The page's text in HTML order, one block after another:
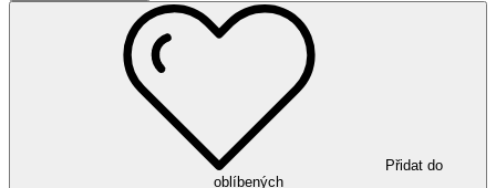
Přidat do
oblíbených